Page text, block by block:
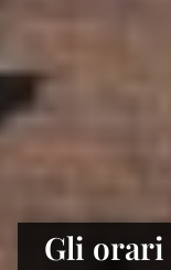
Gli orari